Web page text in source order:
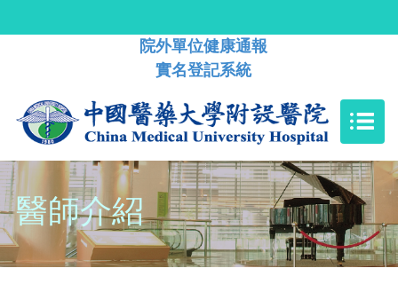
院外單位健康通報
實名登記系統
醫師介紹